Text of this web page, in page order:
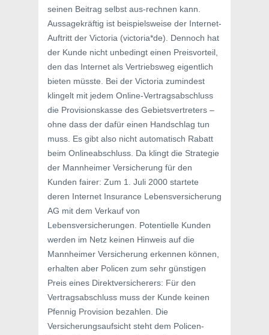
seinen Beitrag selbst aus-rechnen kann.
Aussagekräftig ist beispielsweise der Internet-
Auftritt der Victoria (victoria*de). Dennoch hat
der Kunde nicht unbedingt einen Preisvorteil,
den das Internet als Vertriebsweg eigentlich
bieten müsste. Bei der Victoria zumindest
klingelt mit jedem Online-Vertragsabschluss
die Provisionskasse des Gebietsvertreters –
ohne dass der dafür einen Handschlag tun
muss. Es gibt also nicht automatisch Rabatt
beim Onlineabschluss. Da klingt die Strategie
der Mannheimer Versicherung für den
Kunden fairer: Zum 1. Juli 2000 startete
deren Internet Insurance Lebensversicherung
AG mit dem Verkauf von
Lebensversicherungen. Potentielle Kunden
werden im Netz keinen Hinweis auf die
Mannheimer Versicherung erkennen können,
erhalten aber Policen zum sehr günstigen
Preis eines Direktversicherers: Für den
Vertragsabschluss muss der Kunde keinen
Pfennig Provision bezahlen. Die
Versicherungsaufsicht steht dem Policen-